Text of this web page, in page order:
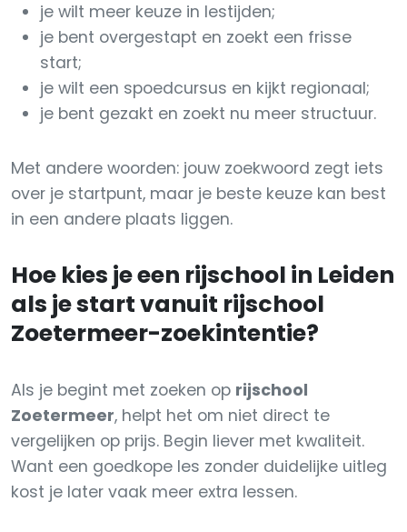
je wilt meer keuze in lestijden;
je bent overgestapt en zoekt een frisse
start;
je wilt een spoedcursus en kijkt regionaal;
je bent gezakt en zoekt nu meer structuur.
Met andere woorden: jouw zoekwoord zegt iets
over je startpunt, maar je beste keuze kan best
in een andere plaats liggen.
Hoe kies je een rijschool in Leiden
als je start vanuit rijschool
Zoetermeer-zoekintentie?
Als je begint met zoeken op rijschool
Zoetermeer, helpt het om niet direct te
vergelijken op prijs. Begin liever met kwaliteit.
Want een goedkope les zonder duidelijke uitleg
kost je later vaak meer extra lessen.